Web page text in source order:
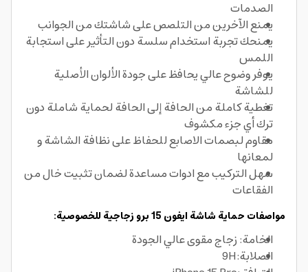
الصدمات
يمنع الآخرين من التلصص على شاشتك من الجوانب
يمنحك تجربة استخدام سلسة دون التأثير على استجابة
اللمس
يوفر وضوح عالي يحافظ على جودة الألوان الأصلية
للشاشة
تغطية كاملة من الحافة إلى الحافة لحماية شاملة دون
ترك أي جزء مكشوف
مقاوم لبصمات الاصابع للحفاظ على نظافة الشاشة و
لمعانها
سهل التركيب مع ادوات مساعدة لضمان تثبيت خال من
الفقاعات
مواصفات حماية شاشة ايفون 15 برو زجاجية للخصوصية:
الخامة: زجاج مقوى عالي الجودة
الصلابة:9H